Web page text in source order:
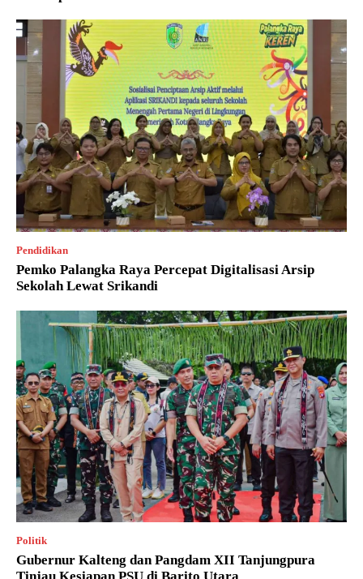
Pendidikan
Pemko Palangka Raya Percepat Digitalisasi Arsip
Sekolah Lewat Srikandi
Politik
Gubernur Kalteng dan Pangdam XII Tanjungpura
Tinjau Kesiapan PSU di Barito Utara